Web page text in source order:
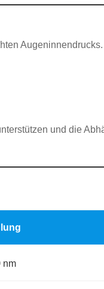
Augeninnendrucks.
und die
nm